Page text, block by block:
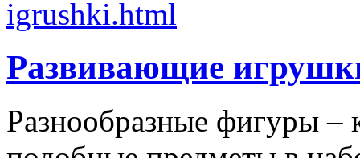
Развивающие
Разнообразные фигуры –